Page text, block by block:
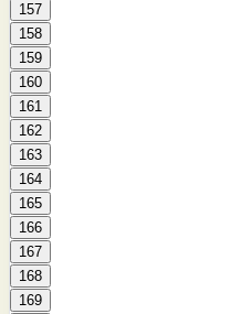
157
158
159
160
161
162
163
164
165
166
167
168
169